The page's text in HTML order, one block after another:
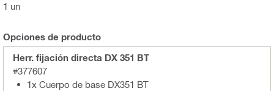
1 un
Opciones de producto
Herr. fijación directa DX 351 BT
#377607
1x Cuerpo de base DX351 BT